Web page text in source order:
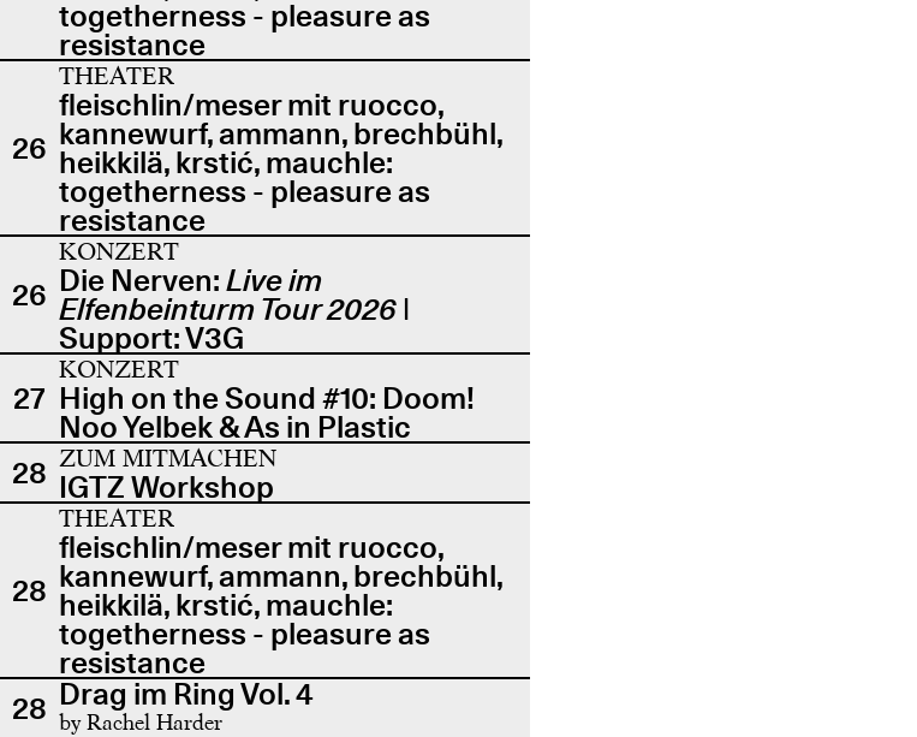
togetherness - pleasure as
resistance
26
THEATER
fleischlin/meser mit ruocco,
kannewurf, ammann, brechbühl,
heikkilä, krstić, mauchle:
togetherness - pleasure as
resistance
26
KONZERT
Die Nerven:Live im
Elfenbeinturm Tour 2026 |
Support: V3G
27
KONZERT
High on the Sound #10: Doom!
Noo Yelbek & As in Plastic
28 ZUM MITMACHEN
IGTZ Workshop
28
THEATER
fleischlin/meser mit ruocco,
kannewurf, ammann, brechbühl,
heikkilä, krstić, mauchle:
togetherness - pleasure as
resistance
28 Drag im Ring Vol. 4
by Rachel Harder